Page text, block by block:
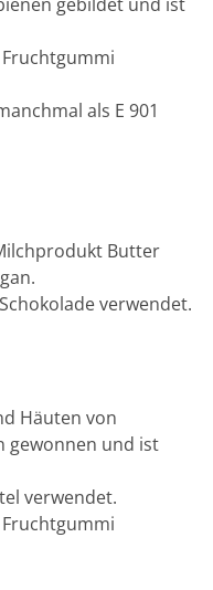
als E 901
Butter
verwendet.
Häuten von
gewonnen und ist
verwendet.